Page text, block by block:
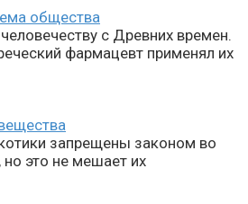
общества
с Древних времен.
фармацевт применял их
запрещены законом во
но это не мешает их